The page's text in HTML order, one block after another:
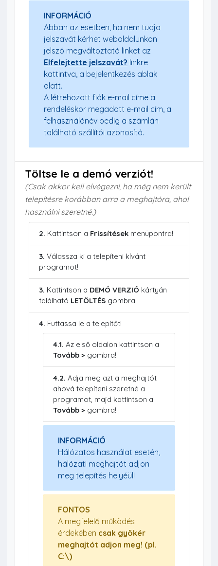
INFORMÁCIÓ
Abban az esetben, ha nem tudja
jelszavát kérhet weboldalunkon
jelszó megváltoztató linket az
Elfelejtette jelszavát? linkre
kattintva, a bejelentkezés ablak
alatt.
A létrehozott fiók e-mail címe a
rendeléskor megadott e-mail cím, a
felhasználónév pedig a számlán
található szállítói azonosító.
Töltse le a demó verziót!
(Csak akkor kell elvégezni, ha még nem került
telepítésre korábban arra a meghajtóra, ahol
használni szeretné.)
2. Kattintson a Frissítések menüpontra!
3. Válassza ki a telepíteni kívánt
programot!
3. Kattintson a DEMÓ VERZIÓ kártyán
található LETÖLTÉS gombra!
4. Futtassa le a telepítőt!
4.1. Az első oldalon kattintson a
Tovább > gombra!
4.2. Adja meg azt a meghajtót
ahová telepíteni szeretné a
programot, majd kattintson a
Tovább > gombra!
INFORMÁCIÓ
Hálózatos használat esetén,
hálózati meghajtót adjon
meg telepítés helyéül!
FONTOS
A megfelelő működés
érdekében csak gyökér
meghajtót adjon meg! (pl.
C:\)